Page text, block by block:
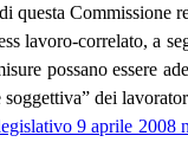
questa
lavoro-correlato, a
possano essere
dei
9 aprile 2008